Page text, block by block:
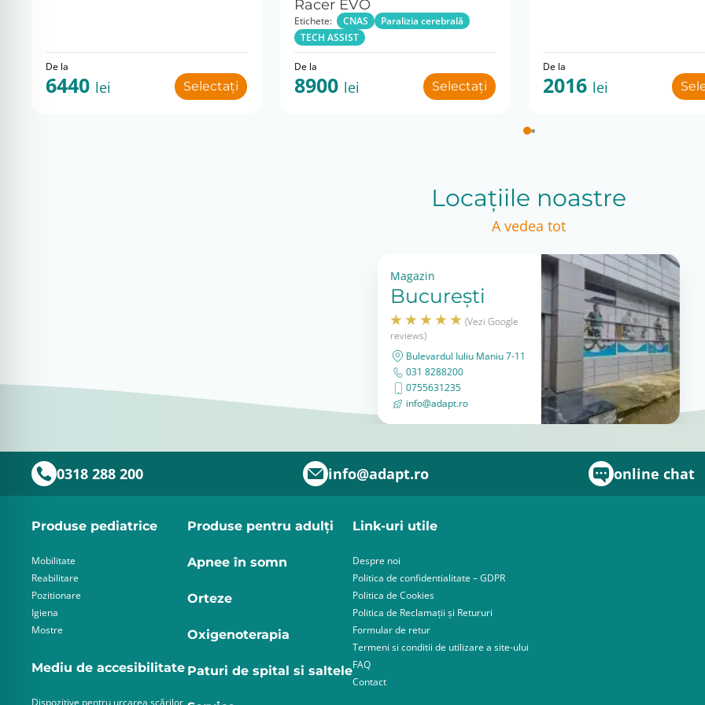
De la
6440 lei Selectați
Racer EVO
Etichete: CNAS
Paralizia cerebrală
TECH ASSIST
De la
8900 lei Selectați
De la
2016 lei
Locațiile noastre
A vedea tot
Magazin
București
(Vezi Google
reviews)
Bulevardul Iuliu Maniu 7-11
031 8288200
0755631235
info@adapt.ro
0318 288 200 info@adapt.ro online chat
Produse pediatrice
Mobilitate
Reabilitare
Pozitionare
Igiena
Mostre
Mediu de accesibilitate
Produse pentru adulţi
Apnee în somn
Orteze
Oxigenoterapia
Paturi de spital si saltele
Link-uri utile
Despre noi
Politica de confidentialitate – GDPR
Politica de Cookies
Politica de Reclamații și Retururi
Formular de retur
Termeni si conditii de utilizare a site-ului
FAQ
Contact